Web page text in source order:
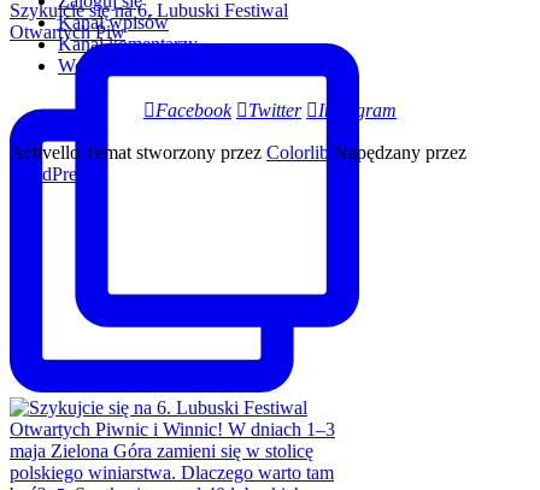
Szykujcie się na 6. Lubuski Festiwal
Otwartych Piw
Kanał wpisów
Kanał komentarzy
WordPress.org
Facebook Twitter Instagram
Activello Temat stworzony przez Colorlib Napędzany przez
WordPress